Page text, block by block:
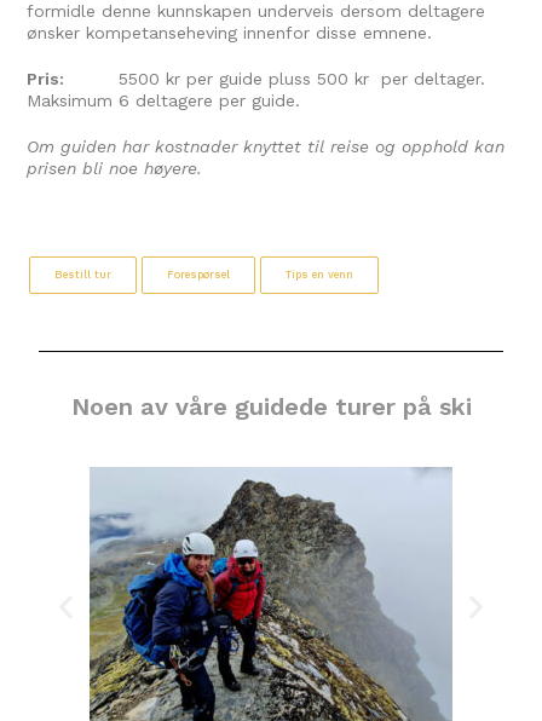
formidle denne kunnskapen underveis dersom deltagere
ønsker kompetanseheving innenfor disse emnene.
Pris: 5500 kr per guide pluss 500 kr per deltager.
Maksimum 6 deltagere per guide.
Om guiden har kostnader knyttet til reise og opphold kan
prisen bli noe høyere.
Bestill tur Forespørsel Tips en venn
Noen av våre guidede turer på ski